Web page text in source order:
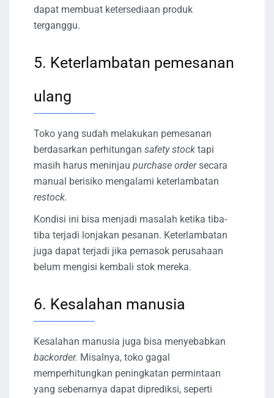
dapat membuat ketersediaan produk
terganggu.
5. Keterlambatan pemesanan
ulang
Toko yang sudah melakukan pemesanan
berdasarkan perhitungan safety stock tapi
masih harus meninjau purchase ordersecara
manual berisiko mengalami keterlambatan
restock.
Kondisi ini bisa menjadi masalah ketika tiba-
tiba terjadi lonjakan pesanan. Keterlambatan
juga dapat terjadi jika pemasok perusahaan
belum mengisi kembali stok mereka.
6. Kesalahan manusia
Kesalahan manusia juga bisa menyebabkan
backorder. Misalnya, toko gagal
memperhitungkan peningkatan permintaan
yang sebenarnya dapat diprediksi, seperti